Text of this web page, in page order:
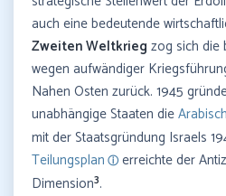
auch eine bedeutende
Zweiten Weltkrieg zog sich die
wegen aufwändiger
Nahen Osten zurück. 1945
unabhängige Staaten die
mit der Staatsgründung Israels
Teilungsplan
erreichte der
Dimension3.